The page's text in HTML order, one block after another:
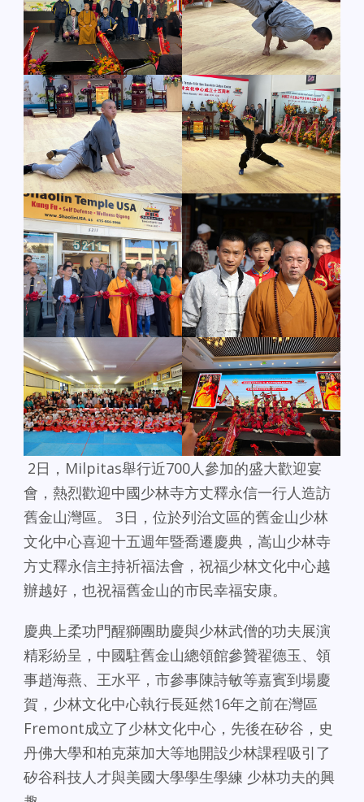
2日，Milpitas舉行近700人參加的盛大歡迎宴
會，熱烈歡迎中國少林寺方丈釋永信一行人造訪
舊金山灣區。 3日，位於列治文區的舊金山少林
文化中心喜迎十五週年暨喬遷慶典，嵩山少林寺
方丈釋永信主持祈福法會，祝福少林文化中心越
辦越好，也祝福舊金山的市民幸福安康。
慶典上柔功門醒獅團助慶與少林武僧的功夫展演
精彩紛呈，中國駐舊金山總領館參贊翟德玉、領
事趙海燕、王水平，市參事陳詩敏等嘉賓到場慶
賀，少林文化中心執行長延然16年之前在灣區
Fremont成立了少林文化中心，先後在矽谷，史
丹佛大學和柏克萊加大等地開設少林課程吸引了
矽谷科技人才與美國大學學生學練 少林功夫的興